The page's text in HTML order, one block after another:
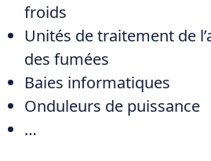
froids
Unités de traitement de
des fumées
Baies informatiques
Onduleurs de puissance
…